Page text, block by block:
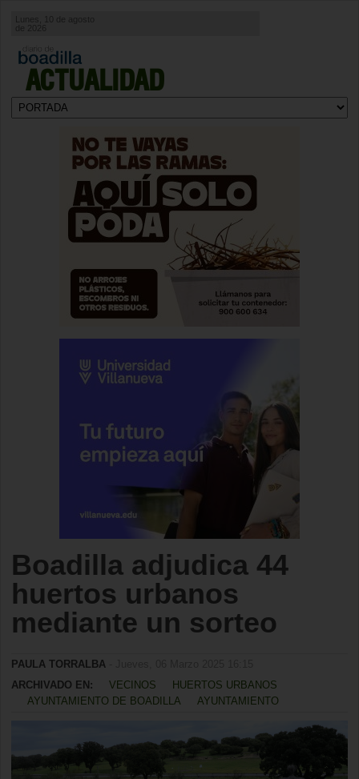
ACTUALIDAD
Lunes, 10 de agosto
Boadilla adjudica 44
huertos urbanos
mediante un sorteo
PAULA TORRALBA
ARCHIVADO EN:
VECINOS
HUERTOS URBANOS
AYUNTAMIENTO DE BOADILLA
AYUNTAMIENTO